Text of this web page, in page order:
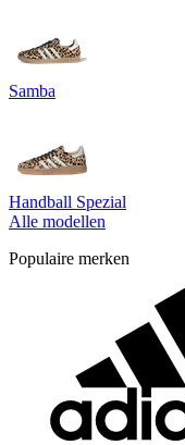
Samba
Handball Spezial
Alle modellen
Populaire merken